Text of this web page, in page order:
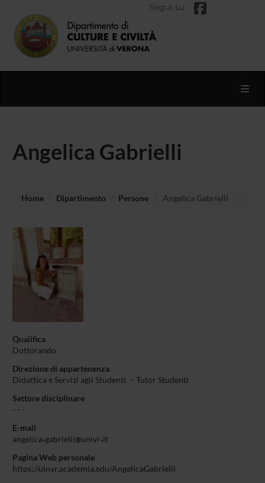
Segui su
Angelica Gabrielli
Home Dipartimento Persone Angelica Gabrielli
Qualifica
Dottorando
Direzione di appartenenza
Didattica e Servizi agli Studenti - Tutor Studenti
Settore disciplinare
- - -
E-mail
angelica gabrielli univr it
Pagina Web personale
https://uinvr.academia.edu/AngelicaGabrielli